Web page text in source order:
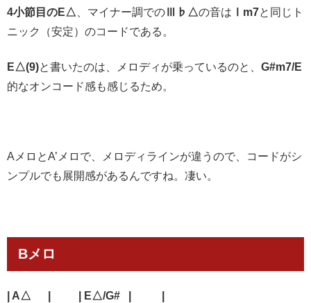
4小節目のE△ 、マイナー調での Ⅲ♭△の音は Ⅰm7と同じト
ニック（安定）のコードである。
E△(9)と書いたのは、メロディが乗っているのと、 G#m7/E
的なオンコード感も感じるため。
AメロとA’メロで、メロディラインが違うので、コードがシ
ンプルでも展開感があるんですね。凄い。
Bメロ
| A△ | | E△/G#